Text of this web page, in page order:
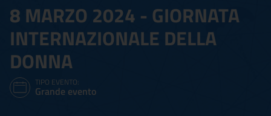
8 MARZO 2024 - GIORNATA
INTERNAZIONALE DELLA
DONNA
TIPO EVENTO:
Grande evento